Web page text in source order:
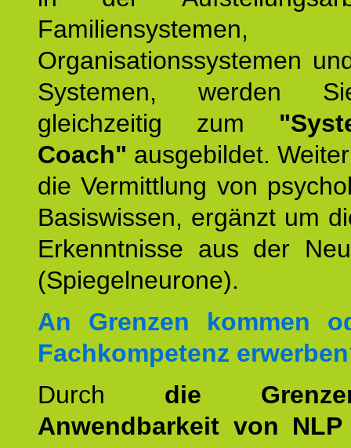
Familiensystemen,
Organisationssystemen
Systemen, werden
gleichzeitig zum
Coach" ausgebildet.
die Vermittlung von
Basiswissen, ergänzt um
Erkenntnisse aus der
(Spiegelneurone).
An Grenzen kommen
Fachkompetenz
Durch die
Anwendbarkeit von NLP